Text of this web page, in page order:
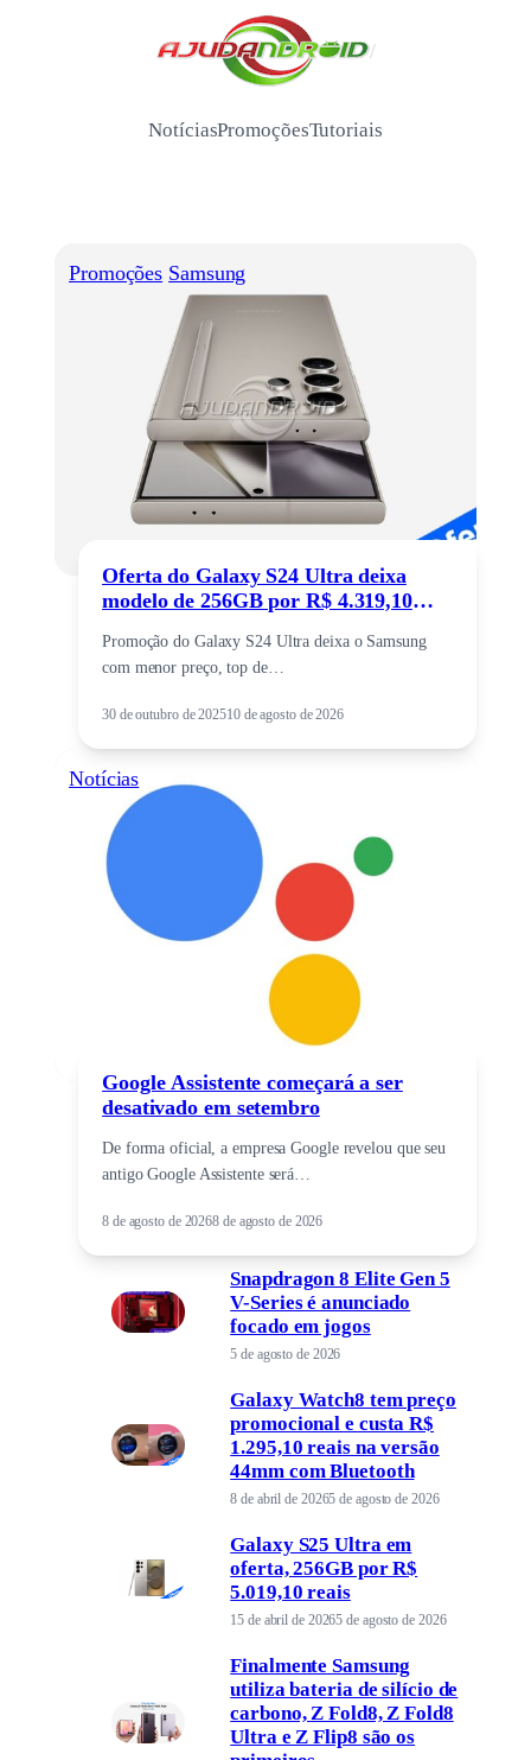
/
NotíciasPromoçõesTutoriais
Promoções Samsung
Oferta do Galaxy S24 Ultra deixa
modelo de 256GB por R$ 4.319,10
Promoção do Galaxy S24 Ultra deixa o Samsung
com menor preço, top de…
30 de outubro de 202510 de agosto de 2026
Notícias
Google Assistente começará a ser
desativado em setembro
De forma oficial, a empresa Google revelou que seu
antigo Google Assistente será…
8 de agosto de 20268 de agosto de 2026
Snapdragon 8 Elite Gen 5
V-Series é anunciado
focado em jogos
5 de agosto de 2026
Galaxy Watch8 tem preço
promocional e custa R$
1.295,10 reais na versão
44mm com Bluetooth
8 de abril de 20265 de agosto de 2026
Galaxy S25 Ultra em
oferta, 256GB por R$
5.019,10 reais
15 de abril de 20265 de agosto de 2026
Finalmente Samsung
utiliza bateria de silício de
carbono, Z Fold8, Z Fold8
Ultra e Z Flip8 são os